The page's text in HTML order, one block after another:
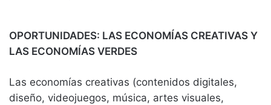
OPORTUNIDADES: LAS ECONOMÍAS CREATIVAS Y
LAS ECONOMÍAS VERDES
Las economías creativas (contenidos digitales,
diseño, videojuegos, música, artes visuales,